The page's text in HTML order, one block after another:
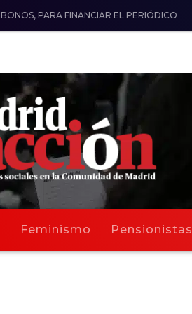
BONOS, PARA FINANCIAR EL PERIÓDICO
Feminismo Pensionistas